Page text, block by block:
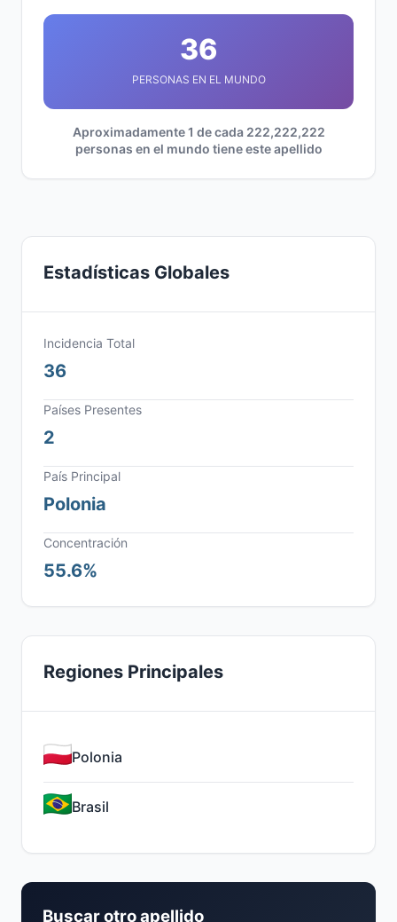
36
PERSONAS EN EL MUNDO
Aproximadamente 1 de cada 222,222,222
personas en el mundo tiene este apellido
Estadísticas Globales
Incidencia Total
36
Países Presentes
2
País Principal
Polonia
Concentración
55.6%
Regiones Principales
Polonia
Brasil
Buscar otro apellido